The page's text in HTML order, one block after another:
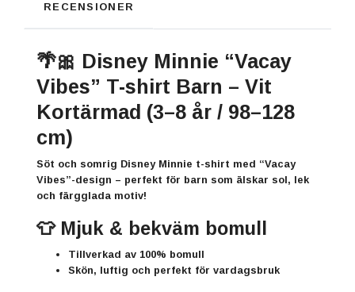
RECENSIONER
🌴🎀 Disney Minnie “Vacay
Vibes” T-shirt Barn – Vit
Kortärmad (3–8 år / 98–128
cm)
Söt och somrig Disney Minnie t-shirt med “Vacay
Vibes”-design – perfekt för barn som älskar sol, lek
och färgglada motiv!
👕 Mjuk & bekväm bomull
Tillverkad av 100% bomull
Skön, luftig och perfekt för vardagsbruk